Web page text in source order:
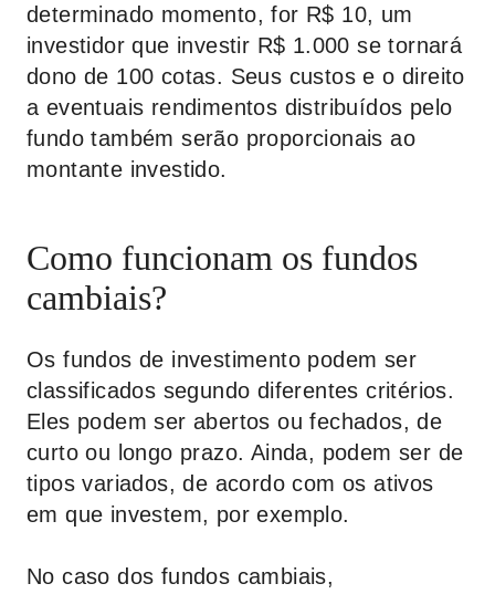
determinado momento, for R$ 10, um
investidor que investir R$ 1.000 se tornará
dono de 100 cotas. Seus custos e o direito
a eventuais rendimentos distribuídos pelo
fundo também serão proporcionais ao
montante investido.
Como funcionam os fundos
cambiais?
Os fundos de investimento podem ser
classificados segundo diferentes critérios.
Eles podem ser abertos ou fechados, de
curto ou longo prazo. Ainda, podem ser de
tipos variados, de acordo com os ativos
em que investem, por exemplo.
No caso dos fundos cambiais,